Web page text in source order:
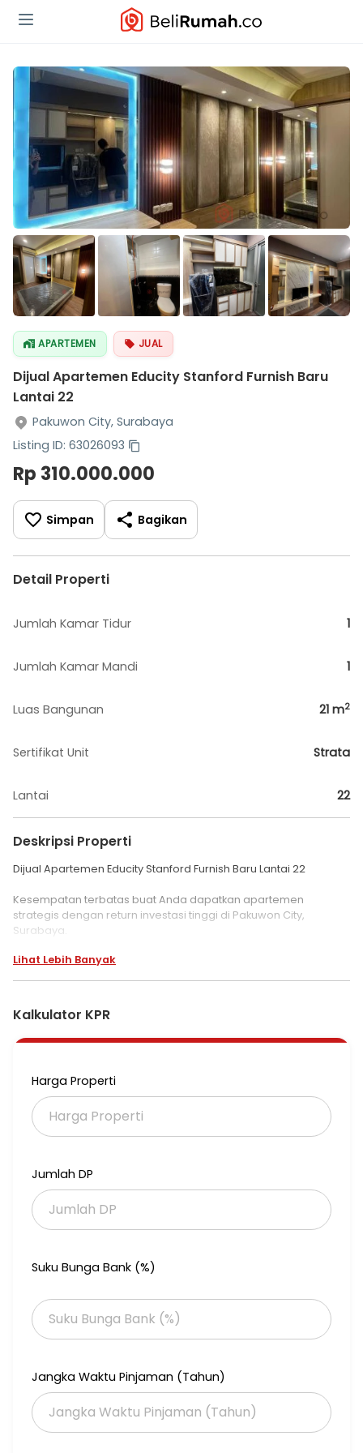
APARTEMEN JUAL
Dijual Apartemen Educity Stanford Furnish Baru
Lantai 22
Pakuwon City, Surabaya
Listing ID: 63026093
Rp 310.000.000
Simpan Bagikan
Detail Properti
Jumlah Kamar Tidur 1
Jumlah Kamar Mandi 1
Luas Bangunan 21 m2
Sertifikat Unit Strata
Lantai 22
Deskripsi Properti
Dijual Apartemen Educity Stanford Furnish Baru Lantai 22
Kesempatan terbatas buat Anda dapatkan apartemen
strategis dengan return investasi tinggi di Pakuwon City,
Surabaya.
Apartemen ini menawarkan kelengkapan fasilitas serta memiliki
umum.
Kondisi properti ini bagus dengan detail properti sebagai
- Daya Listrik: 1300 watt
- Kondisi Perabotan: Furnished
Tersedia berbagai fasilitas lengkap, seperti:
- Kitchen Set.
- AC.
- Pemanas Air.
- Kulkas.
- Taman.
- Kolam Renang.
- Jalur Telepon.
- Bisa KPR.
- Full Furnished.
- Siap Huni.
Lihat Lebih Banyak
Kalkulator KPR
Harga Properti
Jumlah DP
Suku Bunga Bank (%)
Jangka Waktu Pinjaman (Tahun)